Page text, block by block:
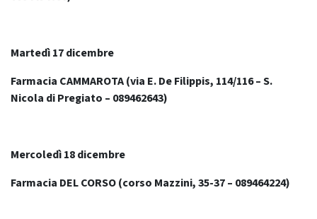
Martedì 17 dicembre
Farmacia CAMMAROTA (via E. De Filippis, 114/116 – S.
Nicola di Pregiato – 089462643)
Mercoledì 18 dicembre
Farmacia DEL CORSO (corso Mazzini, 35-37 – 089464224)